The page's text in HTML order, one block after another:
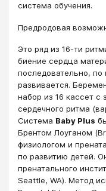
система обучения.
Предродовая
Это ряд из 16-ти
биение сердца
последовательно, по
развивается.
набор из 16 кассет с
сердечного ритма
Система Baby Plus
Брентом Лоуганом
физиологом и
по развитию детей.
пренатального
Seattle, WA). Метод